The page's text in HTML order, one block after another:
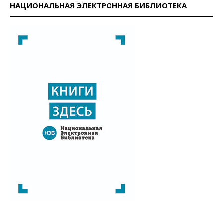
НАЦИОНАЛЬНАЯ ЭЛЕКТРОННАЯ БИБЛИОТЕКА